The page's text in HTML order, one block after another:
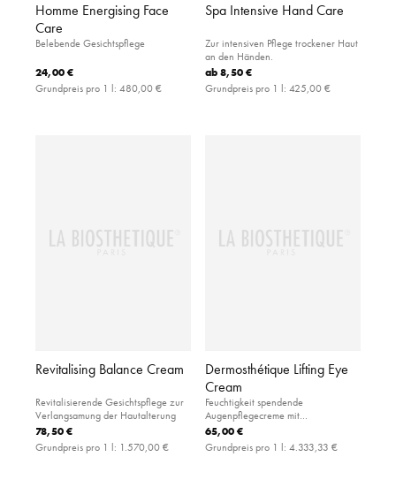
Homme Energising Face
Care
Belebende Gesichtspflege
24,00 €
Grundpreis pro 1 l: 480,00 €
Spa Intensive Hand Care
Zur intensiven Pflege trockener Haut
an den Händen.
ab8,50 €
Grundpreis pro 1 l: 425,00 €
Revitalising Balance Cream
Revitalisierende Gesichtspflege zur
Verlangsamung der Hautalterung
78,50 €
Grundpreis pro 1 l: 1.570,00 €
Dermosthétique Lifting Eye
Cream
Feuchtigkeit spendende
Augenpflegecreme mit
hautstraffendem AGE³ Komplex
65,00 €
Grundpreis pro 1 l: 4.333,33 €